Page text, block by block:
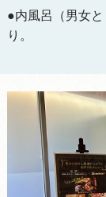
●内風呂（男女
り。